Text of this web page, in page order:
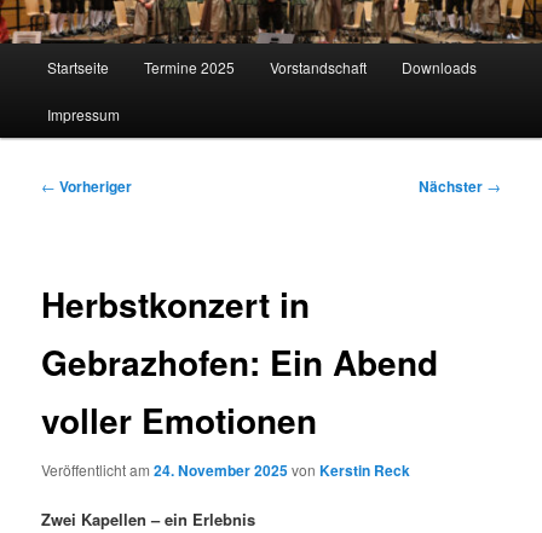
Startseite Termine 2025 Vorstandschaft Downloads
Impressum
Beitragsnavigation
← Vorheriger Nächster →
Herbstkonzert in
Gebrazhofen: Ein Abend
voller Emotionen
Veröffentlicht am24. November 2025vonKerstin Reck
Zwei Kapellen – ein Erlebnis